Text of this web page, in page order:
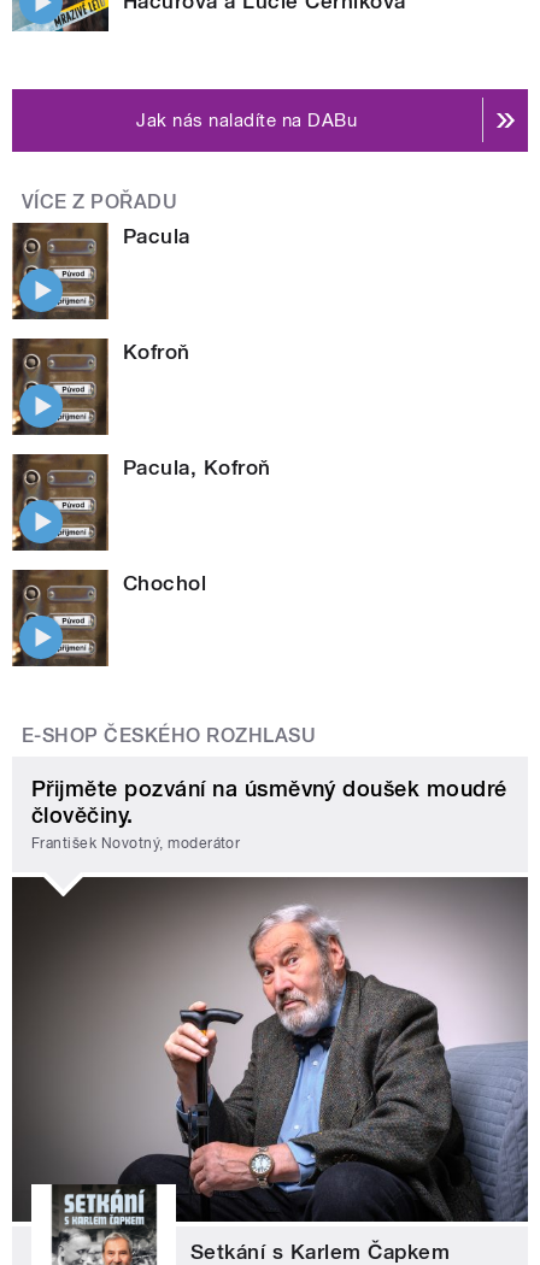
Jak nás naladíte na DABu
VÍCE Z POŘADU
Pacula
Kofroň
Pacula, Kofroň
Chochol
E-SHOP ČESKÉHO ROZHLASU
Přijměte pozvání na úsměvný doušek moudré
člověčiny.
František Novotný, moderátor
Setkání s Karlem Čapkem